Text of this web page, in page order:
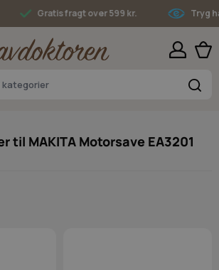
Gratis fragt over 599 kr. Tryg
til MAKITA Motorsave EA3201